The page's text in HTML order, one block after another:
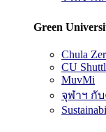
Green
Chula
CU
MuvMi
จุฬาฯ กั